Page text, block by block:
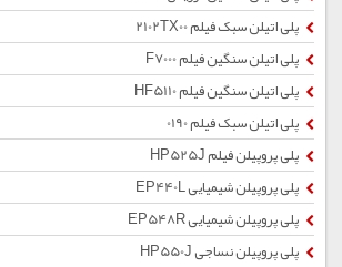
پلی اتیلن سبک فیلم 2102TX00
پلی اتیلن سنگین فیلم F7000
پلی اتیلن سنگین فیلم HF5110
پلی اتیلن سبک فیلم 0190
پلی پروپیلن فیلم HP525J
پلی پروپیلن شیمیایی EP440L
پلی پروپیلن شیمیایی EP548R
پلی پروپیلن نساجی HP550J